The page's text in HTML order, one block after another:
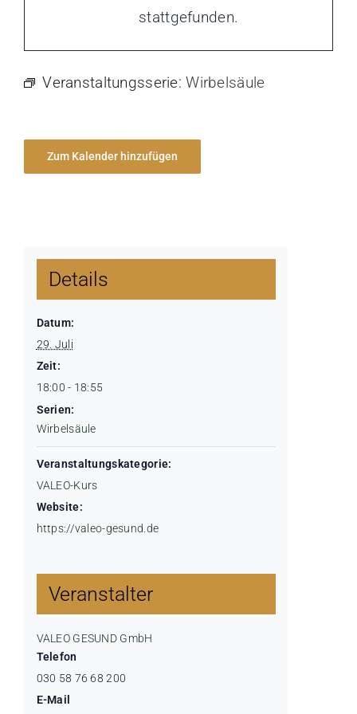
stattgefunden.
Veranstaltungsserie:Wirbelsäule
Zum Kalender hinzufügen
Details
Datum:
29. Juli
Zeit:
18:00 - 18:55
Serien:
Wirbelsäule
Veranstaltungskategorie:
VALEO-Kurs
Website:
https://valeo-gesund.de
Veranstalter
VALEO GESUND GmbH
Telefon
030 58 76 68 200
E-Mail